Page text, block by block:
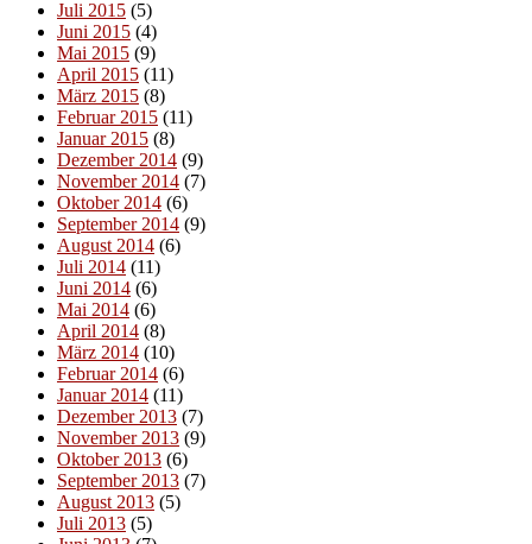
Juli 2015 (5)
Juni 2015 (4)
Mai 2015 (9)
April 2015 (11)
März 2015 (8)
Februar 2015 (11)
Januar 2015 (8)
Dezember 2014 (9)
November 2014 (7)
Oktober 2014 (6)
September 2014 (9)
August 2014 (6)
Juli 2014 (11)
Juni 2014 (6)
Mai 2014 (6)
April 2014 (8)
März 2014 (10)
Februar 2014 (6)
Januar 2014 (11)
Dezember 2013 (7)
November 2013 (9)
Oktober 2013 (6)
September 2013 (7)
August 2013 (5)
Juli 2013 (5)